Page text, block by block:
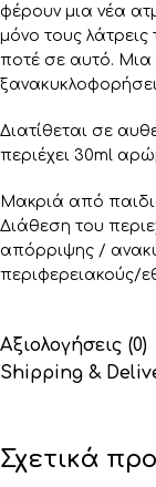
φέρουν μια νέα
μόνο τους
ποτέ σε αυτό. Μια
Διατίθεται σε
περιέχει 30ml
Μακριά από
Διάθεση του
απόρριψης /
περιφερειακούς/
Αξιολογήσεις (0)
Shipping &
Σχετικά